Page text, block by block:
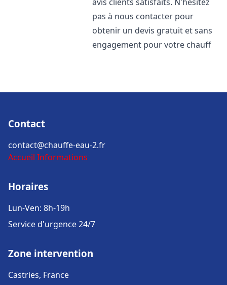
pas à nous contacter pour
obtenir un devis gratuit et sans
engagement pour votre chauff
Contact
contact@chauffe-eau-2.fr
Accueil Informations
Horaires
Lun-Ven: 8h-19h
Service d'urgence 24/7
Zone intervention
Castries, France